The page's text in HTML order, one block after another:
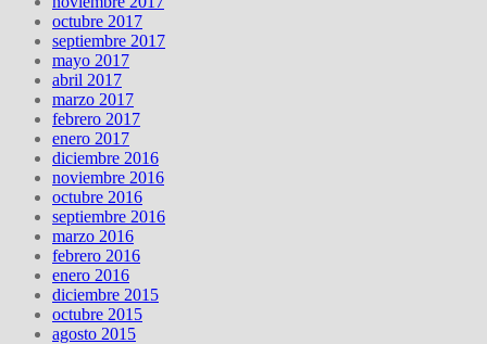
octubre 2017
septiembre 2017
mayo 2017
abril 2017
marzo 2017
febrero 2017
enero 2017
diciembre 2016
noviembre 2016
octubre 2016
septiembre 2016
marzo 2016
febrero 2016
enero 2016
diciembre 2015
octubre 2015
agosto 2015